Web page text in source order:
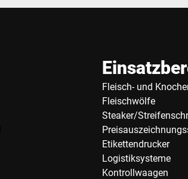
Fleisch- und
Fleischwölfe
Steaker/
Etikettendrucker
Logistiksysteme
Kontrollwaagen